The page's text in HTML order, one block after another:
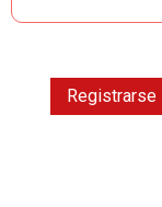
Registrarse